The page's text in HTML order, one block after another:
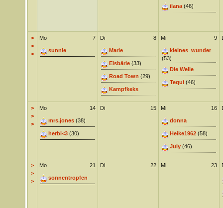
ilana(46)
>
>
>
7
Mo
sunnie
8
Di
Marie
Eisbärle(33)
Road Town (29)
Kampfkeks
9
Mi
kleines_wunder
(53)
Die Welle
Tequi(46)
>
>
>
14
Mo
mrs.jones(38)
herbi<3(30)
15
Di 16
Mi
donna
Heike1962(58)
July(46)
>
>
>
21
Mo
sonnentropfen
22
Di 23
Mi